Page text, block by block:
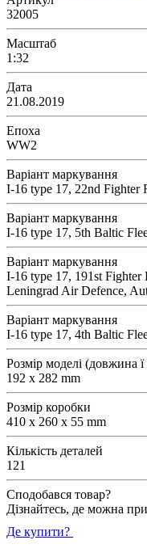
32005
Масштаб
1:32
Дата
21.08.2019
Епоха
WW2
Варіант маркування
I-16 type 17, 22nd Fighter
Варіант маркування
I-16 type 17, 5th Baltic
Варіант маркування
I-16 type 17, 191st Fighter
Leningrad Air Defence,
Варіант маркування
I-16 type 17, 4th Baltic
Розмір моделі (довжина
192 x 282 mm
Розмір коробки
410 x 260 x 55 mm
Кількість деталей
121
Сподобався товар?
Дізнайтесь, де можна
Де купити?